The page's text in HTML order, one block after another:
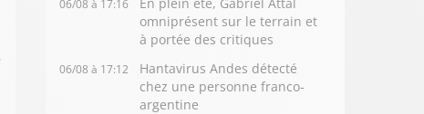
06/08 à 17:16
omniprésent sur le terrain et
à portée des critiques
06/08 à 17:12
Hantavirus Andes détecté
chez une personne franco-
argentine